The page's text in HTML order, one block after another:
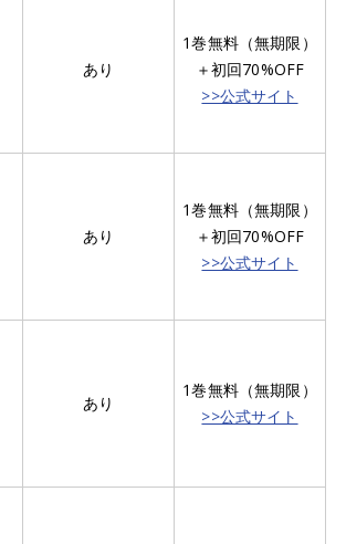
あり
1巻無料（無期限）
＋初回70%OFF
>>公式サイト
あり
1巻無料（無期限）
＋初回70%OFF
>>公式サイト
あり
1巻無料（無期限）
>>公式サイト